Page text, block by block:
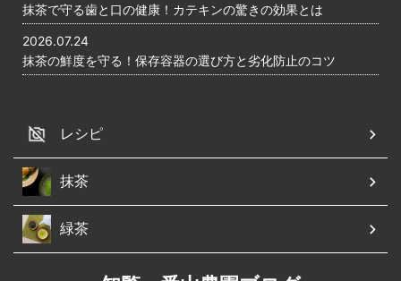
抹茶で守る歯と口の健康！カテキンの驚きの効果とは
2026.07.24
抹茶の鮮度を守る！保存容器の選び方と劣化防止のコツ
レシピ
抹茶
緑茶